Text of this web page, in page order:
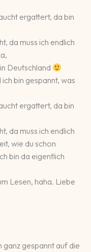
ergattert, da bin
da muss ich endlich
Deutschland
bin gespannt, was
ergattert, da bin
da muss ich endlich
wie du schon
bin da eigentlich
Lesen, haha. Liebe
ganz gespannt auf die